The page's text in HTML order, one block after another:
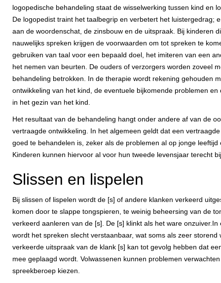
logopedische behandeling staat de wisselwerking tussen kind en
De logopedist traint het taalbegrip en verbetert het luistergedrag;
aan de woordenschat, de zinsbouw en de uitspraak. Bij kinderen
nauwelijks spreken krijgen de voorwaarden om tot spreken te
gebruiken van taal voor een bepaald doel, het imiteren van een
het nemen van beurten. De ouders of verzorgers worden zoveel
behandeling betrokken. In de therapie wordt rekening gehouden
ontwikkeling van het kind, de eventuele bijkomende problemen en
in het gezin van het kind.
Het resultaat van de behandeling hangt onder andere af van de
vertraagde ontwikkeling. In het algemeen geldt dat een
goed te behandelen is, zeker als de problemen al op jonge leeftijd
Kinderen kunnen hiervoor al voor hun tweede levensjaar terecht
Slissen en lispelen
Bij slissen of lispelen wordt de [s] of andere klanken verkeerd
komen door te slappe tongspieren, te weinig beheersing van de
verkeerd aanleren van de [s]. De [s] klinkt als het ware onzuiver.In
wordt het spreken slecht verstaanbaar, wat soms als zeer storend
verkeerde uitspraak van de klank [s] kan tot gevolg hebben dat
mee geplaagd wordt. Volwassenen kunnen problemen
spreekberoep kiezen.